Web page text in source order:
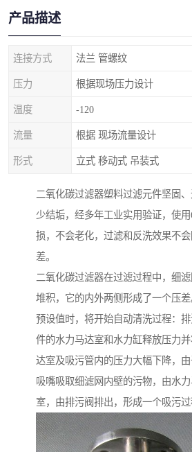
产品描述
连接方式 法兰 管螺纹
压力 根据现场压力设计
温度 -120
流量 根据 现场流量设计
形式 立式 移动式 吊装式
二氧化碳过滤器塑料过滤元件坚固、
少结垢，经多年工业实用验证，使
损，不会老化，过滤和反洗效果不
差。
二氧化碳过滤器在过滤过程中，细
堆积，它的内外两侧形成了一个压
预设值时，将开始自动清洗过程：
件的水力马达室和水力缸释放压力
达室及吸污管内的压力大幅下降，
吸嘴吸取细滤网内壁的污物，由水
室，由排污阀排出，形成一个吸污过